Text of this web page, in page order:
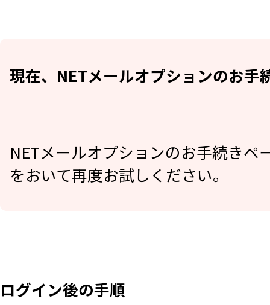
現在、NETメールオプションのお手
NETメールオプションのお手続きペ
をおいて再度お試しください。
ログイン後の手順